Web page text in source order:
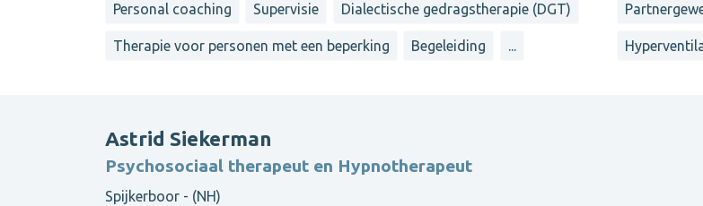
Personal coaching Supervisie Dialectische gedragstherapie (DGT)
Therapie voor personen met een beperking Begeleiding ...
Astrid Siekerman
Psychosociaal therapeut en Hypnotherapeut
Spijkerboor - (NH)